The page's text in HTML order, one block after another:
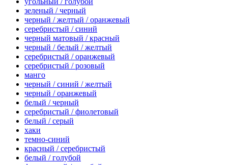
зеленый / черный
черный / желтый / оранжевый
серебристый / синий
черный матовый / красный
черный / белый / желтый
серебристый / оранжевый
серебристый / розовый
манго
черный / синий / желтый
черный / оранжевый
белый / черный
серебристый / фиолетовый
белый / серый
хаки
темно-синий
красный / серебристый
белый / голубой